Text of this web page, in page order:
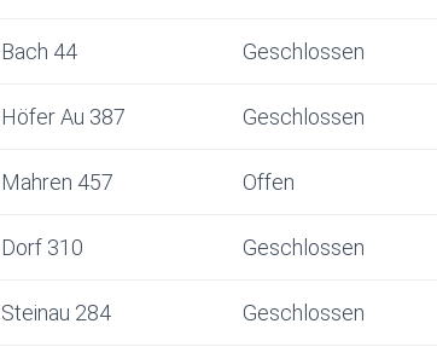
Bach 44 Geschlossen
Höfer Au 387 Geschlossen
Mahren 457 Offen
Dorf 310 Geschlossen
Steinau 284 Geschlossen